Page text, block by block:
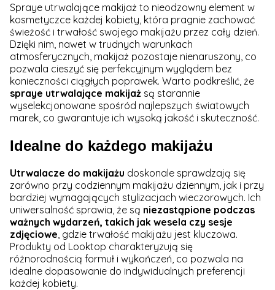
Spraye utrwalające makijaż to nieodzowny element w
kosmetyczce każdej kobiety, która pragnie zachować
świeżość i trwałość swojego makijażu przez cały dzień.
Dzięki nim, nawet w trudnych warunkach
atmosferycznych, makijaż pozostaje nienaruszony, co
pozwala cieszyć się perfekcyjnym wyglądem bez
konieczności ciągłych poprawek. Warto podkreślić, że
spraye utrwalające makijaż są starannie
wyselekcjonowane spośród najlepszych światowych
marek, co gwarantuje ich wysoką jakość i skuteczność.
Idealne do każdego makijażu
Utrwalacze do makijażu doskonale sprawdzają się
zarówno przy codziennym makijażu dziennym, jak i przy
bardziej wymagających stylizacjach wieczorowych. Ich
uniwersalność sprawia, że są niezastąpione podczas
ważnych wydarzeń, takich jak wesela czy sesje
zdjęciowe , gdzie trwałość makijażu jest kluczowa.
Produkty od Looktop charakteryzują się
różnorodnością formuł i wykończeń, co pozwala na
idealne dopasowanie do indywidualnych preferencji
każdej kobiety.